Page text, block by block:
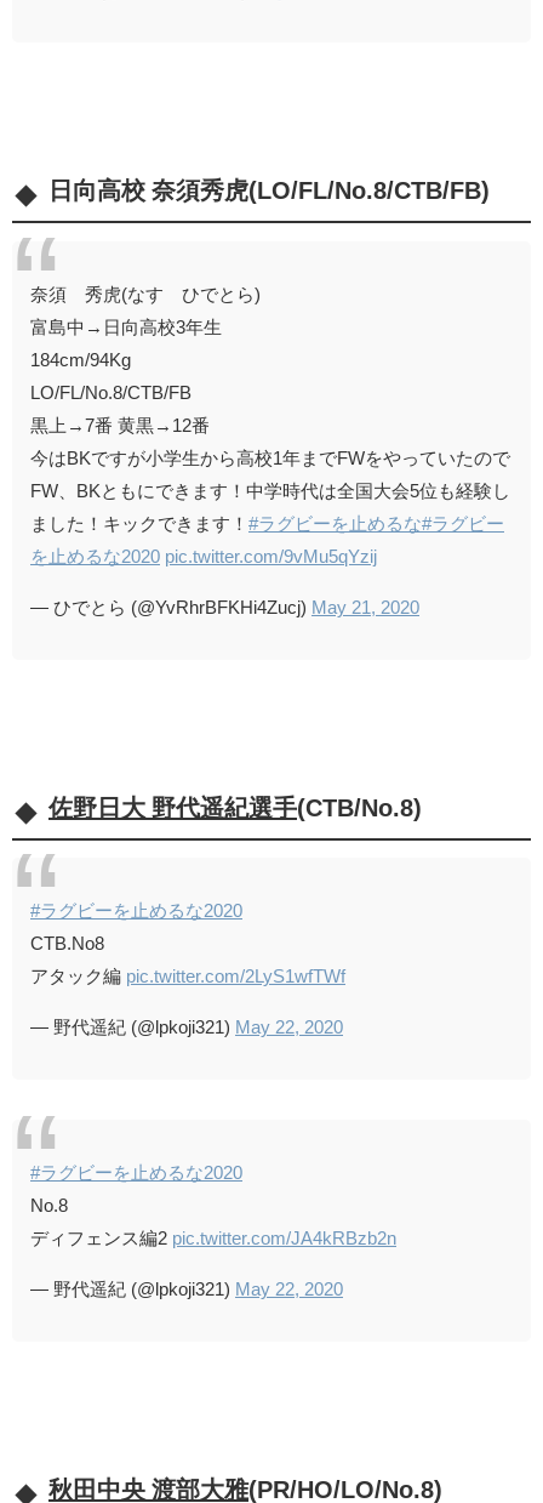
日向高校 奈須秀虎(LO/FL/No.8/CTB/FB)
奈須 秀虎(なす ひでとら)
富島中→日向高校3年生
184cm/94Kg
LO/FL/No.8/CTB/FB
黒上→7番 黄黒→12番
今はBKですが小学生から高校1年までFWをやっていたので
FW、BKともにできます！中学時代は全国大会5位も経験し
ました！キックできます！ #ラグビーを止めるな#ラグビー
を止めるな2020 pic.twitter.com/9vMu5qYzij
— ひでとら (@YvRhrBFKHi4Zucj) May 21, 2020
佐野日大 野代遥紀選手(CTB/No.8)
#ラグビーを止めるな2020
CTB.No8
アタック編 pic.twitter.com/2LyS1wfTWf
— 野代遥紀 (@lpkoji321) May 22, 2020
#ラグビーを止めるな2020
No.8
ディフェンス編2 pic.twitter.com/JA4kRBzb2n
— 野代遥紀 (@lpkoji321) May 22, 2020
秋田中央 渡部大雅(PR/HO/LO/No.8)